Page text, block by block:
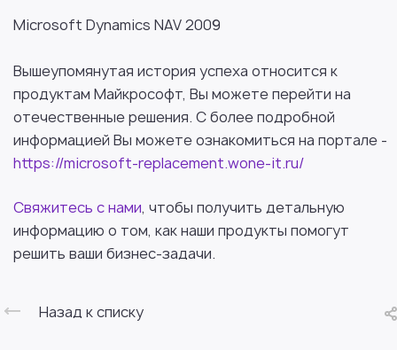
Microsoft Dynamics NAV 2009
Вышеупомянутая история успеха относится к
продуктам Майкрософт, Вы можете перейти на
отечественные решения. С более подробной
информацией Вы можете ознакомиться на портале -
https://microsoft-replacement.wone-it.ru/
Свяжитесь с нами, чтобы получить детальную
информацию о том, как наши продукты помогут
решить ваши бизнес-задачи.
Назад к списку